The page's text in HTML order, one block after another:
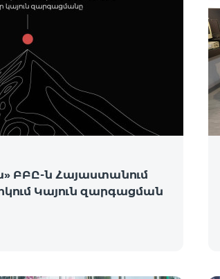
ԲԲԸ-ն Հայաստանում
Կայուն զարգացման